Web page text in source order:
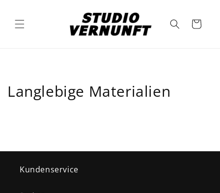
Inhalt
Warenkorb
Langlebige Materialien
Kundenservice